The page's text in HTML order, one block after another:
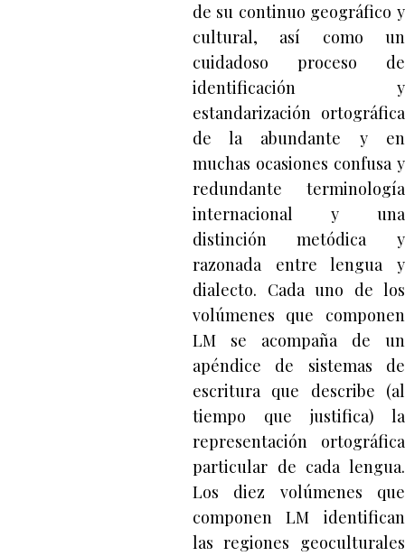
de su continuo geográfico y
cultural, así como un
cuidadoso proceso de
identificación y
estandarización ortográfica
de la abundante y en
muchas ocasiones confusa y
redundante terminología
internacional y una
distinción metódica y
razonada entre lengua y
dialecto. Cada uno de los
volúmenes que componen
LM se acompaña de un
apéndice de sistemas de
escritura que describe (al
tiempo que justifica) la
representación ortográfica
particular de cada lengua.
Los diez volúmenes que
componen LM identifican
las regiones geoculturales